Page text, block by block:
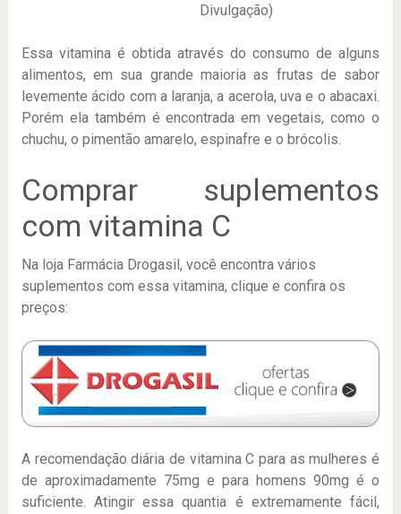
Divulgação)
Essa vitamina é obtida através do consumo de alguns
alimentos, em sua grande maioria as frutas de sabor
levemente ácido com a laranja, a acerola, uva e o abacaxi.
Porém ela também é encontrada em vegetais, como o
chuchu, o pimentão amarelo, espinafre e o brócolis.
Comprar suplementos
com vitamina C
Na loja Farmácia Drogasil, você encontra vários
suplementos com essa vitamina, clique e confira os
preços:
A recomendação diária de vitamina C para as mulheres é
de aproximadamente 75mg e para homens 90mg é o
suficiente. Atingir essa quantia é extremamente fácil,